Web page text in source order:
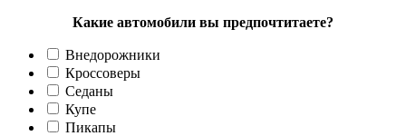
Какие автомобили вы предпочтитаете?
Внедорожники
Кроссоверы
Седаны
Купе
Пикапы